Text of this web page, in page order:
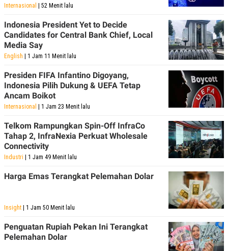
Internasional | 52 Menit lalu
Indonesia President Yet to Decide
Candidates for Central Bank Chief, Local
Media Say
English | 1 Jam 11 Menit lalu
Presiden FIFA Infantino Digoyang,
Indonesia Pilih Dukung & UEFA Tetap
Ancam Boikot
Internasional | 1 Jam 23 Menit lalu
Telkom Rampungkan Spin-Off InfraCo
Tahap 2, InfraNexia Perkuat Wholesale
Connectivity
Industri | 1 Jam 49 Menit lalu
Harga Emas Terangkat Pelemahan Dolar
Insight | 1 Jam 50 Menit lalu
Penguatan Rupiah Pekan Ini Terangkat
Pelemahan Dolar